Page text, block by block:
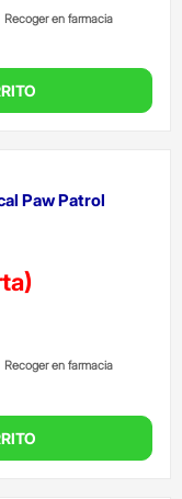
Recoger en farmacia
Paw Patrol
Recoger en farmacia